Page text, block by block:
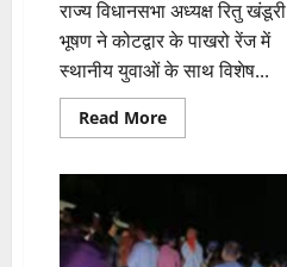
राज्य विधानसभा अध्यक्ष रितु खंडूरी
भूषण ने कोटद्वार के पाखरो रेंज में
स्थानीय युवाओं के साथ विशेष...
Read MoreRead
more
खंडूरी
भूषण